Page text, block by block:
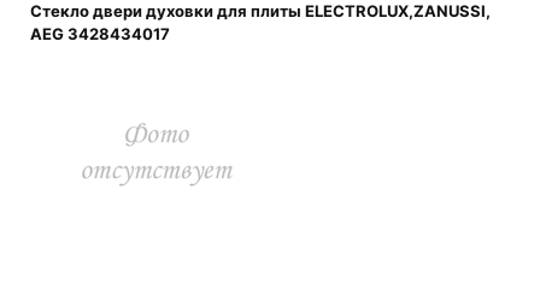
Стекло двери духовки для плиты ELECTROLUX,ZANUSSI,
AEG 3428434017